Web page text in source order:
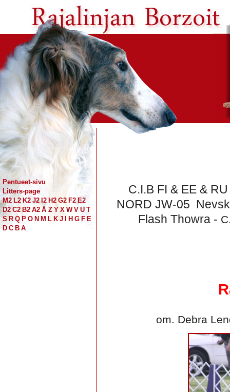
Pentueet-sivu
Litters-page
M2 L2 K2 J2 I2 H2 G2 F2 E2
D2 C2 B2 A2 Å Z Y X W V U T
S R Q P O N M L K J H G F E
D C B A
C.I.B FI & EE &
NORD JW-05
Flash Thowra -
om. Debra